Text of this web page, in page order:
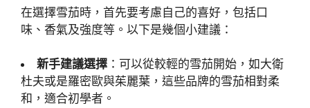
在選擇雪茄時，首先要考慮自己的喜好，包括口
味、香氣及強度等。以下是幾個小建議：
新手建議選擇 ：可以從較輕的雪茄開始，如大衛
杜夫或是羅密歐與茱麗葉，這些品牌的雪茄相對柔
和，適合初學者。